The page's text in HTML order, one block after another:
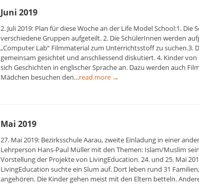
Juni 2019
2. Juli 2019: Plan für diese Woche an der Life Model School:1. Die
verschiedene Gruppen aufgeteilt. 2. Die SchülerInnen werden
„Computer Lab“ Filmmaterial zum Unterrichtsstoff zu suchen.3.
gemeinsam gesichtet und anschliessend diskutiert. 4. Kinder
sich Geschichten in englischer Sprache an. Dazu werden auch
Mädchen besuchen den…read more →
Mai 2019
27. Mai 2019: Bezirksschule Aarau, zweite Einladung in einer
Lehrperson Hans-Paul Müller mit den Themen: Islam/Muslim
Vorstellung der Projekte von LivingEducation. 24. und 25. Mai
LivingEducation suchte ein Slum auf. Dort leben rund 31
angehören. Die Kinder gehen meist mit den Eltern betteln.